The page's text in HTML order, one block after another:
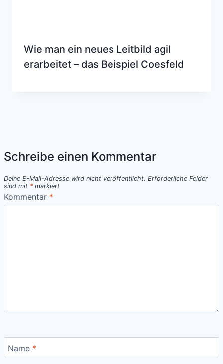
Wie man ein neues Leitbild agil
erarbeitet – das Beispiel Coesfeld
Schreibe einen Kommentar
Deine E-Mail-Adresse wird nicht veröffentlicht. Erforderliche Felder
sind mit *markiert
Kommentar *
Name *